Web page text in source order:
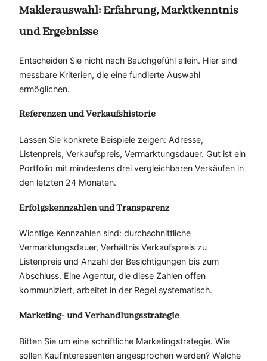
Maklerauswahl: Erfahrung, Marktkenntnis
und Ergebnisse
Entscheiden Sie nicht nach Bauchgefühl allein. Hier sind
messbare Kriterien, die eine fundierte Auswahl
ermöglichen.
Referenzen und Verkaufshistorie
Lassen Sie konkrete Beispiele zeigen: Adresse,
Listenpreis, Verkaufspreis, Vermarktungsdauer. Gut ist ein
Portfolio mit mindestens drei vergleichbaren Verkäufen in
den letzten 24 Monaten.
Erfolgskennzahlen und Transparenz
Wichtige Kennzahlen sind: durchschnittliche
Vermarktungsdauer, Verhältnis Verkaufspreis zu
Listenpreis und Anzahl der Besichtigungen bis zum
Abschluss. Eine Agentur, die diese Zahlen offen
kommuniziert, arbeitet in der Regel systematisch.
Marketing- und Verhandlungsstrategie
Bitten Sie um eine schriftliche Marketingstrategie. Wie
sollen Kaufinteressenten angesprochen werden? Welche